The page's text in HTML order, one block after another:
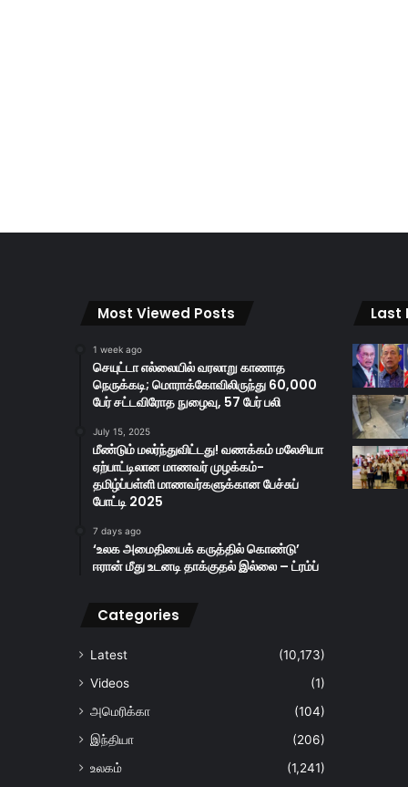
Most Viewed Posts
1 week ago
செயுட்டா எல்லையில் வரலாறு காணாத
நெருக்கடி; மொராக்கோவிலிருந்து 60,000
பேர் சட்டவிரோத நுழைவு, 57 பேர் பலி
July 15, 2025
மீண்டும் மலர்ந்துவிட்டது! வணக்கம் மலேசியா
ஏற்பாட்டிலான மாணவர் முழக்கம்-
தமிழ்ப்பள்ளி மாணவர்களுக்கான பேச்சுப்
போட்டி 2025
7 days ago
‘உலக அமைதியைக் கருத்தில் கொண்டு’
ஈரான் மீது உடனடி தாக்குதல் இல்லை – ட்ரம்ப்
Categories
Latest
(10,173)
Videos
(1)
அமெரிக்கா
(104)
இந்தியா
(206)
உலகம்
(1,241)
Last